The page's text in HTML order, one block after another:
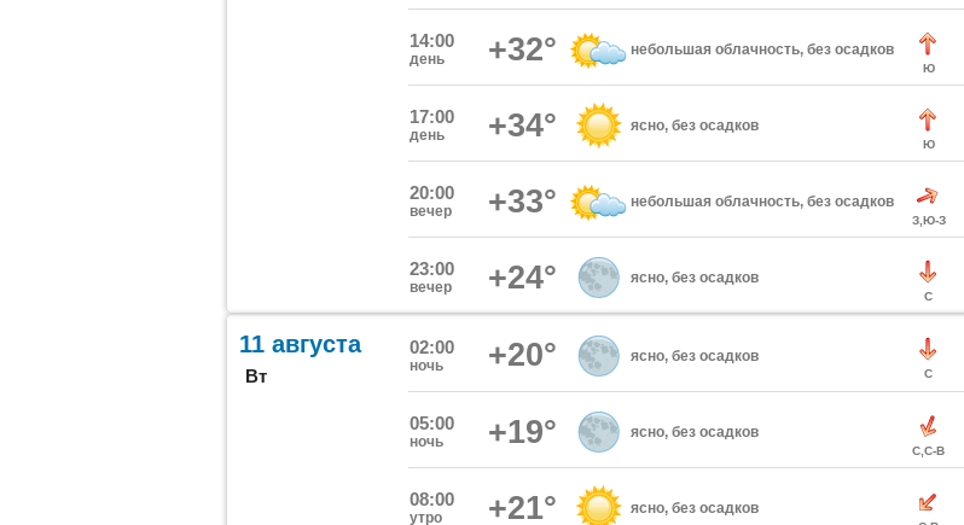
14:00
день +32° небольшая облачность, без осадков
Ю
17:00
день +34° ясно, без осадков
Ю
20:00
вечер +33° небольшая облачность, без осадков
З,Ю-З
23:00
вечер +24° ясно, без осадков
С
11 августа
Вт
02:00
ночь +20° ясно, без осадков
С
05:00
ночь +19° ясно, без осадков
С,С-В
08:00
утро +21° ясно, без осадков